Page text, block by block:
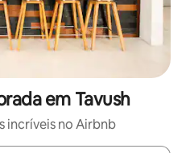
em Tavush
incríveis no Airbnb